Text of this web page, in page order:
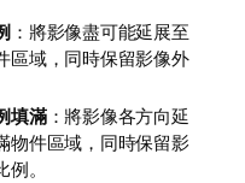
：將影像盡可能延展至
區域，同時保留影像外
填滿：將影像各方向延
物件區域，同時保留影
。